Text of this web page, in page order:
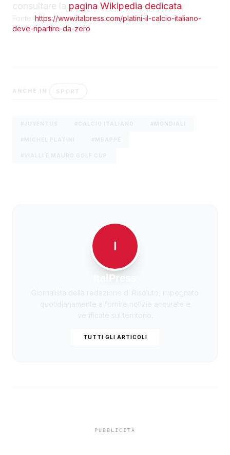
consultare la pagina Wikipedia dedicata.
Fonte: https://www.italpress.com/platini-il-calcio-italiano-
deve-ripartire-da-zero
ANCHE IN SPORT
I
ItalPress
TUTTI GLI ARTICOLI